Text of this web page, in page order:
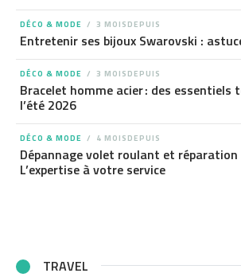
DÉCO & MODE 3 MOISDEPUIS
Entretenir ses bijoux Swarovski :
DÉCO & MODE 3 MOISDEPUIS
Bracelet homme acier : des essentiels
l’été 2026
DÉCO & MODE 4 MOISDEPUIS
Dépannage volet roulant et
L’expertise à votre service
TRAVEL